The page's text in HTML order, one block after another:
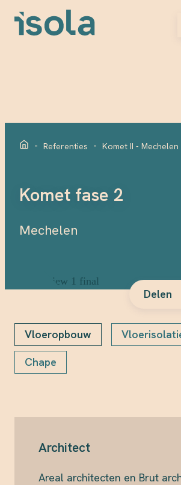
Naar
- Referenties - Komet II - Mechelen
Komet fase 2
Mechelen
Delen
Vloeropbouw
Chape
Architect
Areal architecten en Brut